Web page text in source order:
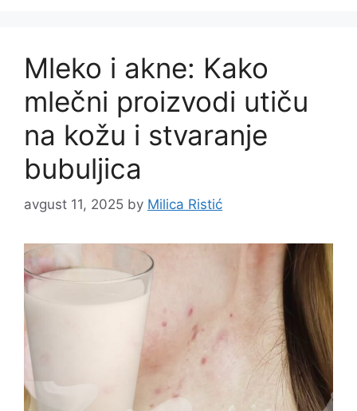
Mleko i akne: Kako
mlečni proizvodi utiču
na kožu i stvaranje
bubuljica
avgust 11, 2025 by Milica Ristić